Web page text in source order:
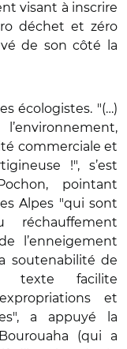
visant à inscrire
déchet et zéro
de son côté la
écologistes. "(…)
commerciale et
!", s’est
pointant
Alpes "qui sont
l’enneigement
soutenabilité de
texte facilite
et
a appuyé la
(qui a